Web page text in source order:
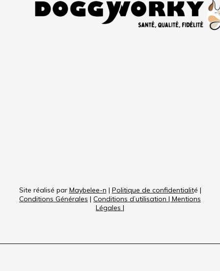
Site réalisé par Maybelee-n | Politique de confidentialité |
Conditions Générales | Conditions d’utilisation | Mentions
Légales |